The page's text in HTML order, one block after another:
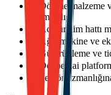
Dökme
taşımacılığı
Acil üretim hattı
Ağır makine ve
Gümrükleme ve
Dexpell.ai
Sektör